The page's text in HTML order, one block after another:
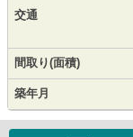
交通
間取り(面積)
築年月